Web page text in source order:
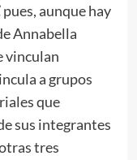
pues, aunque hay
Annabella
vinculan
a grupos
que
sus integrantes
tres